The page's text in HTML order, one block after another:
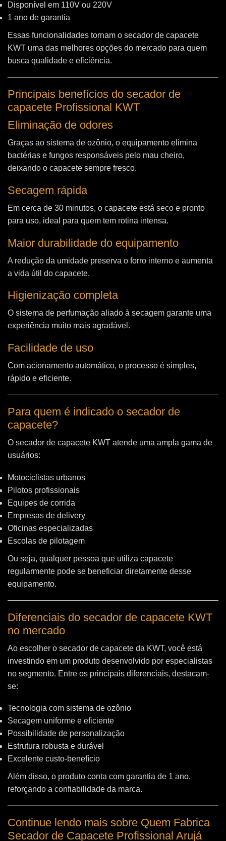
Disponível em 110V ou 220V
1 ano de garantia
Essas funcionalidades tornam o secador de capacete
KWT uma das melhores opções do mercado para quem
busca qualidade e eficiência.
Principais benefícios do secador de
capacete Profissional KWT
Eliminação de odores
Graças ao sistema de ozônio, o equipamento elimina
bactérias e fungos responsáveis pelo mau cheiro,
deixando o capacete sempre fresco.
Secagem rápida
Em cerca de 30 minutos, o capacete está seco e pronto
para uso, ideal para quem tem rotina intensa.
Maior durabilidade do equipamento
A redução da umidade preserva o forro interno e aumenta
a vida útil do capacete.
Higienização completa
O sistema de perfumação aliado à secagem garante uma
experiência muito mais agradável.
Facilidade de uso
Com acionamento automático, o processo é simples,
rápido e eficiente.
Para quem é indicado o secador de
capacete?
O secador de capacete KWT atende uma ampla gama de
usuários:
Motociclistas urbanos
Pilotos profissionais
Equipes de corrida
Empresas de delivery
Oficinas especializadas
Escolas de pilotagem
Ou seja, qualquer pessoa que utiliza capacete
regularmente pode se beneficiar diretamente desse
equipamento.
Diferenciais do secador de capacete KWT
no mercado
Ao escolher o secador de capacete da KWT, você está
investindo em um produto desenvolvido por especialistas
no segmento. Entre os principais diferenciais, destacam-
se:
Tecnologia com sistema de ozônio
Secagem uniforme e eficiente
Possibilidade de personalização
Estrutura robusta e durável
Excelente custo-benefício
Além disso, o produto conta com garantia de 1 ano,
reforçando a confiabilidade da marca.
Continue lendo mais sobre Quem Fabrica
Secador de Capacete Profissional Arujá